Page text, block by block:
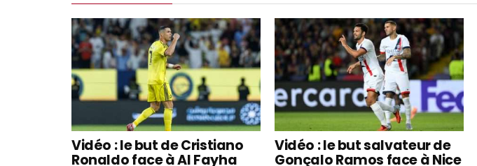
Vidéo : le but de Cristiano
Ronaldo face à Al Fayha
Vidéo : le but salvateur de
Gonçalo Ramos face à Nice